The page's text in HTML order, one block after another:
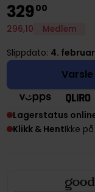
32900
296,10 Medlem
Slippdato: 4.
Lagerstatus
Klikk & HentIkke